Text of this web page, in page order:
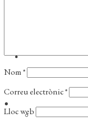
Nom*
Correu electrònic*
Lloc web